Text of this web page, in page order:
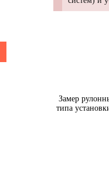
Замер
типа